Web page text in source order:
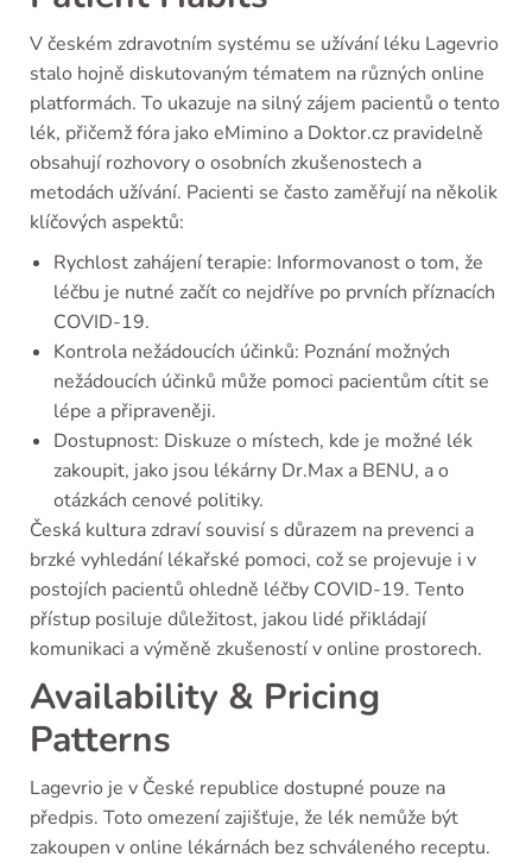
V českém zdravotním systému se užívání léku Lagevrio
stalo hojně diskutovaným tématem na různých online
platformách. To ukazuje na silný zájem pacientů o tento
lék, přičemž fóra jako eMimino a Doktor.cz pravidelně
obsahují rozhovory o osobních zkušenostech a
metodách užívání. Pacienti se často zaměřují na několik
klíčových aspektů:
Rychlost zahájení terapie: Informovanost o tom, že
léčbu je nutné začít co nejdříve po prvních příznacích
COVID-19.
Kontrola nežádoucích účinků: Poznání možných
nežádoucích účinků může pomoci pacientům cítit se
lépe a připraveněji.
Dostupnost: Diskuze o místech, kde je možné lék
zakoupit, jako jsou lékárny Dr.Max a BENU, a o
otázkách cenové politiky.
Česká kultura zdraví souvisí s důrazem na prevenci a
brzké vyhledání lékařské pomoci, což se projevuje i v
postojích pacientů ohledně léčby COVID-19. Tento
přístup posiluje důležitost, jakou lidé přikládají
komunikaci a výměně zkušeností v online prostorech.
Availability & Pricing
Patterns
Lagevrio je v České republice dostupné pouze na
předpis. Toto omezení zajišťuje, že lék nemůže být
zakoupen v online lékárnách bez schváleného receptu.